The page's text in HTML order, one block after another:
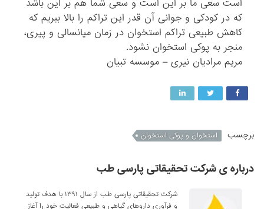
است سعی ما بر این است و سعی شما هم بر این باشد
که در کودکی و جوانی آن قدر این تراکم را بالا ببریم که
کاهش طبیعی تراکم استخوان در زمان میانسالی و پیری،
منجر به پوکی استخوان نشود.
مریم مرادیان نیری – موسسه تبیان
برچسب استخوان و پوکی استخوان
درباره ی شرکت تحقیقاتی پارسی طب
شرکت تحقیقاتی پارسی طب از سال ۱۳۹۱ با هدف تولید
و فرآوری داروهای گیاهی و طبیعی فعالیت خود را آغاز